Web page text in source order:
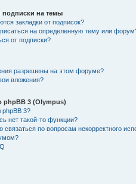
подписки на темы
закладки от подписок?
на определенную тему или
от подписки?
разрешены на этом форуме?
вложения?
phpBB 3 (Olympus)
phpBB 3?
нет такой-то функции?
по вопросам некорректного